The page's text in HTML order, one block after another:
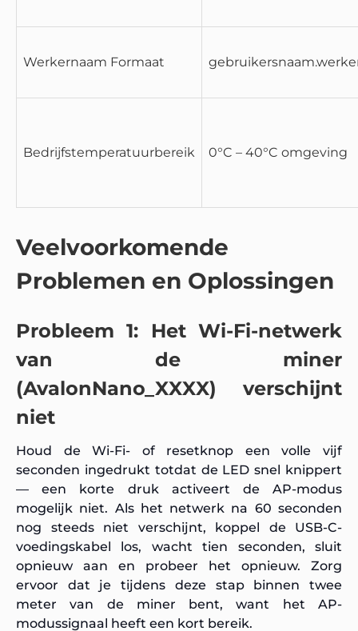
Werkernaam Formaat
Bedrijfstemperatuurbereik 0°C – 40°C omgeving
Veelvoorkomende
Problemen en Oplossingen
Probleem 1: Het Wi-Fi-netwerk
van de miner
(AvalonNano_XXXX) verschijnt
niet
Houd de Wi-Fi- of resetknop een volle vijf
seconden ingedrukt totdat de LED snel knippert
— een korte druk activeert de AP-modus
mogelijk niet. Als het netwerk na 60 seconden
nog steeds niet verschijnt, koppel de USB-C-
voedingskabel los, wacht tien seconden, sluit
opnieuw aan en probeer het opnieuw. Zorg
ervoor dat je tijdens deze stap binnen twee
meter van de miner bent, want het AP-
modussignaal heeft een kort bereik.